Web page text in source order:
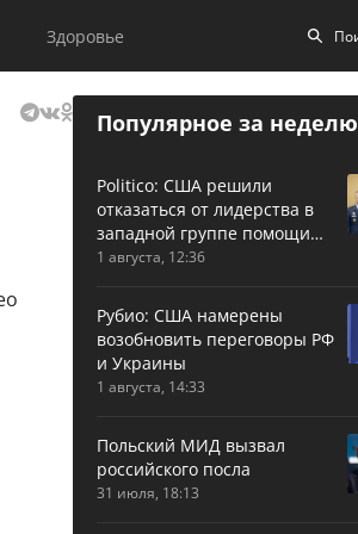
Здоровье
Популярное за неделю
Politico: США решили
отказаться от лидерства в
западной группе помощи
Украине
1 августа, 12:36
Рубио: США намерены
возобновить переговоры РФ
и Украины
1 августа, 14:33
Польский МИД вызвал
российского посла
31 июля, 18:13